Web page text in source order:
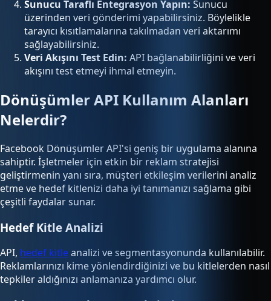
Sunucu Taraflı Entegrasyon Yapın: Sunucu
üzerinden veri gönderimi yapabilirsiniz. Böylelikle
tarayıcı kısıtlamalarına takılmadan veri aktarımı
sağlayabilirsiniz.
Veri Akışını Test Edin: API bağlanabilirliğini ve veri
akışını test etmeyi ihmal etmeyin.
Dönüşümler API Kullanım Alanları
Nelerdir?
Facebook Dönüşümler API'si geniş bir uygulama alanına
sahiptir. İşletmeler için etkin bir reklam stratejisi
geliştirmenin yanı sıra, müşteri etkileşim verilerini analiz
etme ve hedef kitlenizi daha iyi tanımanızı sağlama gibi
çeşitli faydalar sunar.
Hedef Kitle Analizi
API, hedef kitleanalizi ve segmentasyonunda kullanılabilir.
Reklamlarınızı kime yönlendirdiğinizi ve bu kitlelerden nasıl
tepkiler aldığınızı anlamanıza yardımcı olur.